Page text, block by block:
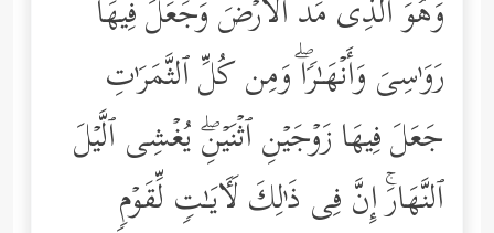
وَهُوَ ٱلَّذِی مَدَّ ٱلۡأَرۡضَ وَجَعَلَ فِیهَا
رَوَ ٰ⁠سِیَ وَأَنۡهَـٰرࣰاۖ وَمِن كُلِّ ٱلثَّمَرَ ٰ⁠تِ
جَعَلَ فِیهَا زَوۡجَیۡنِ ٱثۡنَیۡنِۖ یُغۡشِی ٱلَّیۡلَ
ٱلنَّهَارَۚ إِنَّ فِی ذَ ٰ⁠لِكَ لَـَٔایَـٰتࣲ لِّقَوۡمࣲ